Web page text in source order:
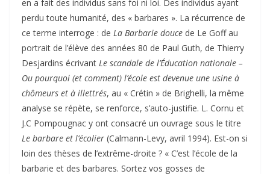
en a fait des individus sans foi ni loi. Des individus ayant
perdu toute humanité, des « barbares ». La récurrence de
ce terme interroge : de La Barbarie douce de Le Goff au
portrait de l’élève des années 80 de Paul Guth, de Thierry
Desjardins écrivant Le scandale de l’Éducation nationale –
Ou pourquoi (et comment) l’école est devenue une usine à
chômeurs et à illettrés, au « Crétin » de Brighelli, la même
analyse se répète, se renforce, s’auto-justifie. L. Cornu et
J.C Pompougnac y ont consacré un ouvrage sous le titre
Le barbare et l’écolier (Calmann-Levy, avril 1994). Est-on si
loin des thèses de l’extrême-droite ? « C’est l’école de la
barbarie et des barbares. Sortez vos gosses de